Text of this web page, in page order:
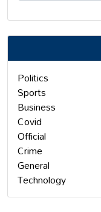
Politics
Sports
Business
Covid
Official
Crime
General
Technology